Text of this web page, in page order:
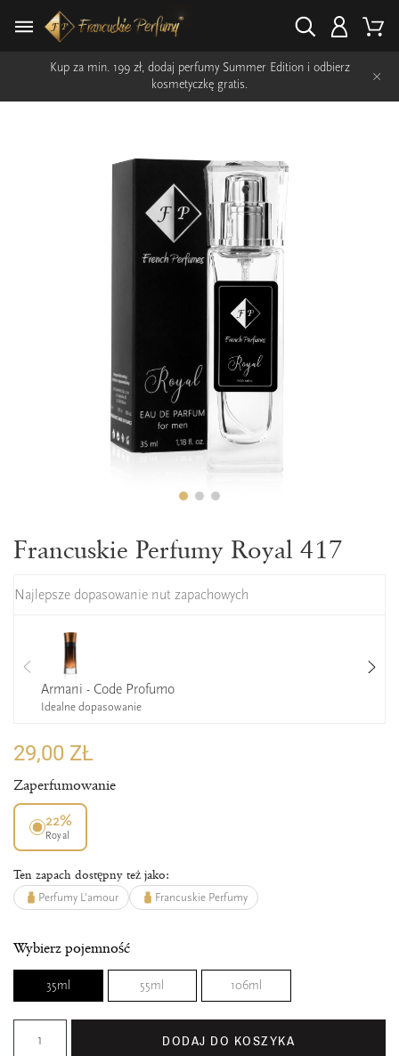
Kup za min. 199 zł, dodaj perfumy Summer Edition i odbierz
kosmetyczkę gratis.
×
Francuskie Perfumy Royal 417
Najlepsze dopasowanie nut zapachowych
Armani - Code Profumo
Idealne dopasowanie
29,00 ZŁ
Zaperfumowanie
22%
Royal
Ten zapach dostępny też jako:
Perfumy L'amour Francuskie Perfumy
Wybierz pojemność
35ml 55ml 106ml
DODAJ DO KOSZYKA